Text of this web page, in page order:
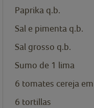
Paprika q.b.
Sal e pimenta q.b.
Sal grosso q.b.
Sumo de 1 lima
6 tomates cereja
6 tortillas